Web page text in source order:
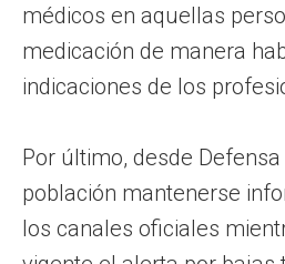
médicos en aquellas
medicación de manera
indicaciones de los
Por último, desde
población mantenerse
los canales oficiales